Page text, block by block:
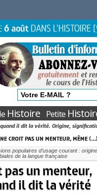
6 août DANS L'HISTOIRE
Histoire Petite
il dit la vérité. Origine,
croit pas un menteur, même (…)
populaires d’usage courant :
de la langue française
pas un menteur,
il dit la vérité